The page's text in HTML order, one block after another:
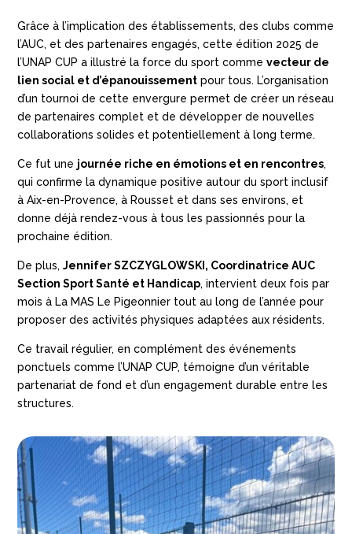
Grâce à l’implication des établissements, des clubs comme
l’AUC, et des partenaires engagés, cette édition 2025 de
l’UNAP CUP a illustré la force du sport commevecteur de
lien social et d’épanouissement pour tous. L’organisation
d’un tournoi de cette envergure permet de créer un réseau
de partenaires complet et de développer de nouvelles
collaborations solides et potentiellement à long terme.
Ce fut une journée riche en émotions et en rencontres,
qui confirme la dynamique positive autour du sport inclusif
à Aix-en-Provence, à Rousset et dans ses environs, et
donne déjà rendez-vous à tous les passionnés pour la
prochaine édition.
De plus,Jennifer SZCZYGLOWSKI, Coordinatrice AUC
Section Sport Santé et Handicap, intervient deux fois par
mois à La MAS Le Pigeonnier tout au long de l’année pour
proposer des activités physiques adaptées aux résidents.
Ce travail régulier, en complément des événements
ponctuels comme l’UNAP CUP, témoigne d’un véritable
partenariat de fond et d’un engagement durable entre les
structures.